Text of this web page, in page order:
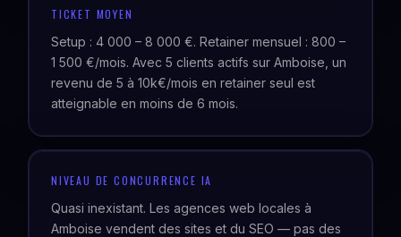
TICKET MOYEN
Setup : 4 000 – 8 000 €. Retainer mensuel : 800 –
1 500 €/mois. Avec 5 clients actifs sur Amboise, un
revenu de 5 à 10k€/mois en retainer seul est
atteignable en moins de 6 mois.
NIVEAU DE CONCURRENCE IA
Quasi inexistant. Les agences web locales à
Amboise vendent des sites et du SEO — pas des